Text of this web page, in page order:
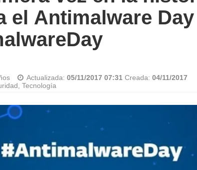
el Antimalware Day
Actualizada: 05/11/2017 07:31 Creada: 04/11/2017
Tecnología